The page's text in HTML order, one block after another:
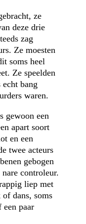
ze
deze drie
zag
Ze moesten
soms heel
Ze speelden
bang
waren.
gewoon een
apart soort
en een
twee acteurs
gebogen
controleur.
liep met
dans, soms
een paar